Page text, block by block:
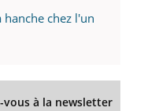
chez l'un
vous à la newsletter